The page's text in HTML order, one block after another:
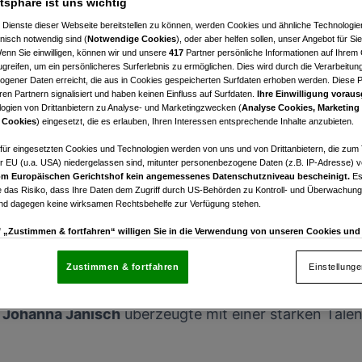
am Finaltag
Johanna Ebnerbei denAllegria Stegersbach
auf der
jedoch
Johanna Janischüberzeugte mit einer starken
Dienste dieser Webseite bereitstellen zu können, werden Cookies und ähnliche
notwendig sind (Notwendige Cookies), oder aber helfen sollen, unser Angebot für
Sie einwilligen, können wir und unsere 417 Partner persönliche Informationen auf Ihrem
um ein persönlicheres Surferlebnis zu ermöglichen. Dies wird durch die
Daten erreicht, die aus in Cookies gespeicherten Surfdaten erhoben werden. Diese
Partnern signalisiert und haben keinen Einfluss auf Surfdaten. Ihre Einwilligung
von Drittanbietern zu Analyse- und Marketingzwecken (Analyse Cookies, Marketing
) eingesetzt, die es erlauben, Ihren Interessen entsprechende Inhalte anzubieten.
eingesetzten Cookies und Technologien werden von uns und von Drittanbietern, die zum
EU (u.a. USA) niedergelassen sind, mitunter personenbezogene Daten (z.B. IP-Adresse)
Europäischen Gerichtshof kein angemessenes Datenschutzniveau bescheinigt.
das Risiko, dass Ihre Daten dem Zugriff durch US-Behörden zu Kontroll- und
dagegen keine wirksamen Rechtsbehelfe zur Verfügung stehen.
„Zustimmen & fortfahren“ willigen Sie in die Verwendung von unseren Cookies und
die sich auf jeder Seite unten im Footer befinden.
Zustimmen & fortfahren